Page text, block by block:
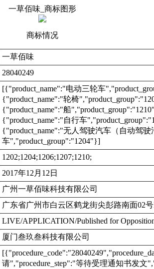
一草佰味_商标图形
商标情况
一草佰味
28040249
[{"product_name":"电动三轮车
{"product_name":"轮椅
{"product_name":"船
{"product_name":"自行车
{"product_name":"无人驾驶汽车（自动驾
车","product_group":"1204"}]
1202;1204;1206;1207;1210;
2017年12月12日
广州一草佰味科技有限公司
广东省广州市白云区鹤龙街尖彭路南面02
LIVE/APPLICATION/Published for
厦门叁玖叁科技有限公司
请","procedure_step":"等待受理通知书发文